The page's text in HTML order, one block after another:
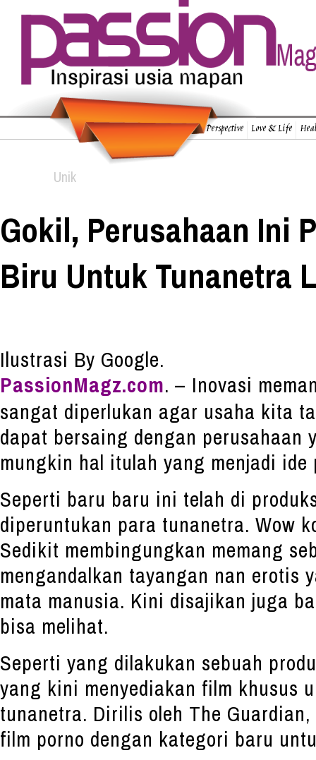
Perspective Love & Life
Unik
Gokil, Perusahaan Ini
Biru Untuk Tunanetra
Ilustrasi By Google.
PassionMagz.com. – Inovasi
sangat diperlukan agar usaha kita
dapat bersaing dengan perusahaan
mungkin hal itulah yang menjadi
Seperti baru baru ini telah di
diperuntukan para tunanetra. Wow
Sedikit membingungkan memang
mengandalkan tayangan nan erotis
mata manusia. Kini disajikan juga
bisa melihat.
Seperti yang dilakukan sebuah
yang kini menyediakan film khusus
tunanetra. Dirilis oleh The
film porno dengan kategori baru